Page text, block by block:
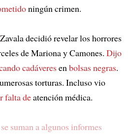
ningún crimen.
decidió revelar los horrores
de Mariona y Camones. Dijo
cadáveresenbolsas negras.
torturas. Incluso vio
falta deatención médica.
se suman a algunos informes